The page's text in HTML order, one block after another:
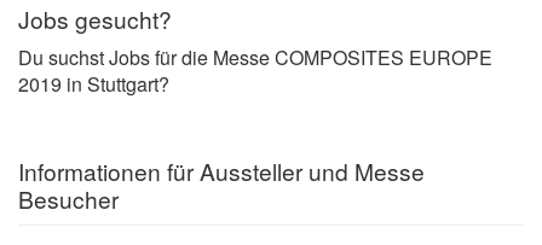
Jobs gesucht?
Du suchst Jobs für die Messe COMPOSITES EUROPE
2019 in Stuttgart?
Informationen für Aussteller und Messe
Besucher